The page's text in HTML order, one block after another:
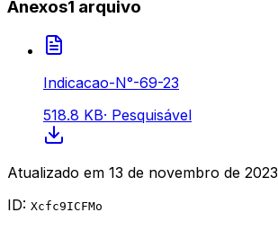
Anexos1 arquivo
Indicacao-N°-69-23
518.8 KB· Pesquisável
Atualizado em 13 de novembro de 2023
ID: Xcfc9ICFMo